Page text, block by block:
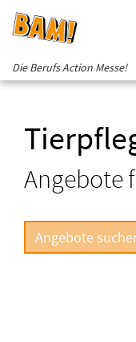
Die Berufs Action Messe!
Angebote